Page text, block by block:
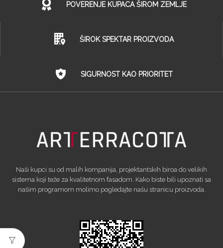
POVERENJE KUPACA ŠIROM ZEMLJE
ŠIROK SPEKTAR PROIZVODA
SIGURNOST KAO PRIORITET
Naši kupci su od malih kompanija, projektantskih biroa do velikih
sistema koji teže za kvalitetnom fasadom. Kako biste bili upoznati sa
našim programom molimo pogledajte našu stranicu proizvoda.